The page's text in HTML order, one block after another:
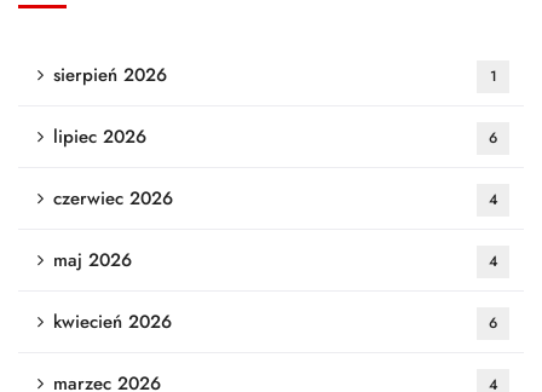
sierpień 2026 1
lipiec 2026 6
czerwiec 2026 4
maj 2026 4
kwiecień 2026 6
marzec 2026 4